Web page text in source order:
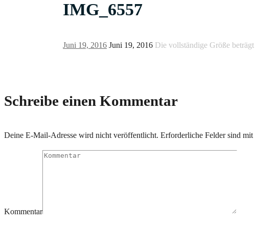
IMG_6557
Juni 19, 2016 Juni 19, 2016 Die vollständige Größe beträgt
Schreibe einen Kommentar
Deine E-Mail-Adresse wird nicht veröffentlicht. Erforderliche Felder sind mit
Kommentar